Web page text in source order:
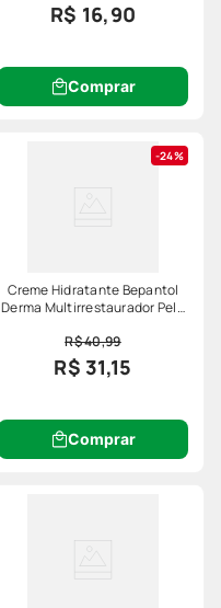
R$ 16,90
Comprar
24%
Creme Hidratante Bepantol
Derma Multirrestaurador Pele
R$ 40,99
R$ 31,15
Comprar